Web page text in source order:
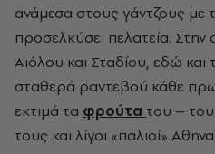
ανάμεσα στους γάντζους με
προσελκύσει πελατεία.
Αιόλου και Σταδίου, εδώ και
σταθερά ραντεβού κάθε
εκτιμά τα φρούτα του –
τους και λίγοι «παλιοί»